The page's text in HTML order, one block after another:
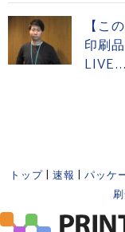
【こ
印刷
LIVE...
トップ 速報 パッケ